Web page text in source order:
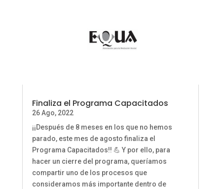
Finaliza el Programa Capacitados
26 Ago, 2022
¡¡Después de 8 meses en los que no hemos
parado, este mes de agosto finaliza el
Programa Capacitados!! 💪 Y por ello, para
hacer un cierre del programa, queríamos
compartir uno de los procesos que
consideramos más importante dentro de